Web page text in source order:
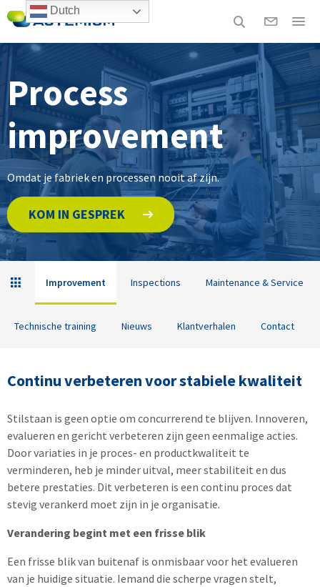
Process
improvement
Omdat je fabriek en processen nooit af zijn.
KOM IN GESPREK
Improvement Inspections Maintenance & Service
Technische training Nieuws Klantverhalen Contact
Continu verbeteren voor stabiele kwaliteit
Stilstaan is geen optie om concurrerend te blijven. Innoveren,
evalueren en gericht verbeteren zijn geen eenmalige acties.
Door variaties in je proces- en productkwaliteit te
verminderen, heb je minder uitval, meer stabiliteit en dus
betere prestaties. Dit verbeteren is een continu proces dat
stevig verankerd moet zijn in je organisatie.
Verandering begint met een frisse blik
Een frisse blik van buitenaf is onmisbaar voor het evalueren
van je huidige situatie. Iemand die scherpe vragen stelt,
Dutch